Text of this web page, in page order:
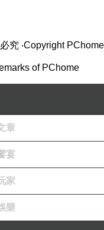
究 ‧Copyright PChome
of PChome
章
宴
家
樂